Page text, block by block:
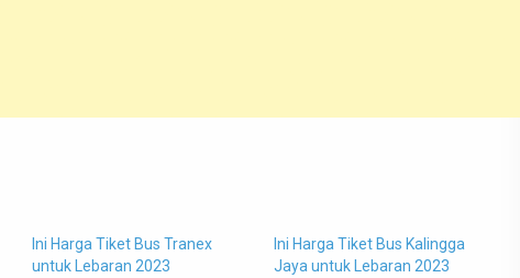
Ini Harga Tiket Bus Tranex
untuk Lebaran 2023
Ini Harga Tiket Bus Kalingga
Jaya untuk Lebaran 2023